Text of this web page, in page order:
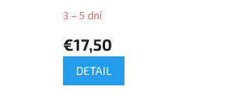
3 – 5 dní
€17,50
DETAIL